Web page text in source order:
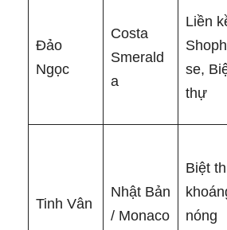
Đảo
Ngọc
Costa
Smerald
a
Liền
se,
thự
Tinh Vân
Nhật Bản
/ Monaco
Biệt
nóng